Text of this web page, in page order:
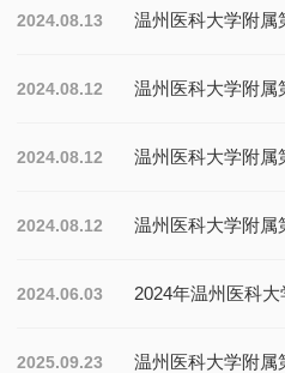
2024.08.13
2024.08.12
2024.08.12
2024.08.12
2024.06.03
2025.09.23